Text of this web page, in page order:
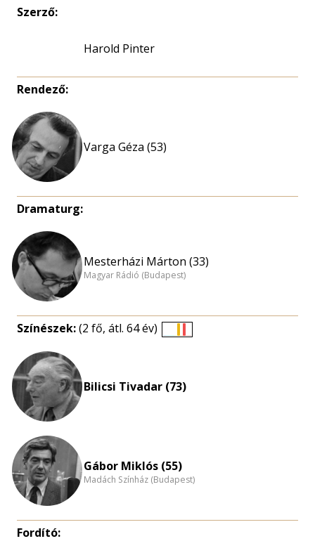
Szerző:
Harold Pinter
Rendező:
Varga Géza (53)
Dramaturg:
Mesterházi Márton (33)
Magyar Rádió (Budapest)
Színészek:(2 fő, átl. 64 év)
Bilicsi Tivadar (73)
Gábor Miklós (55)
Madách Színház (Budapest)
Fordító: